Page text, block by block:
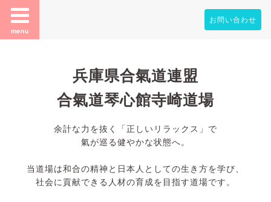
menu
お問い合わせ
兵庫県合氣道連盟
合氣道琴心館寺崎道場
余計な力を抜く「正しいリラックス」で
氣が巡る健やかな状態へ。
当道場は和合の精神と日本人としての生き方を学び、
社会に貢献できる人材の育成を目指す道場です。